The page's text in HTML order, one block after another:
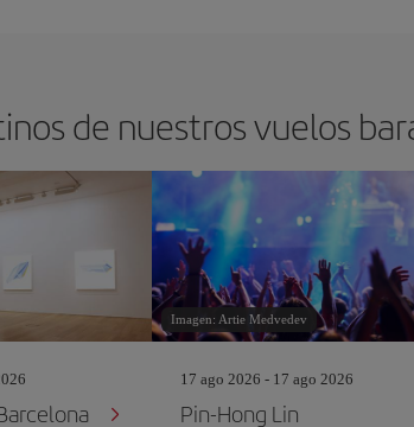
de nuestros vuelos
Imagen: Artie Medvedev
17 ago 2026 - 17 ago 2026
Pin‐Hong Lin